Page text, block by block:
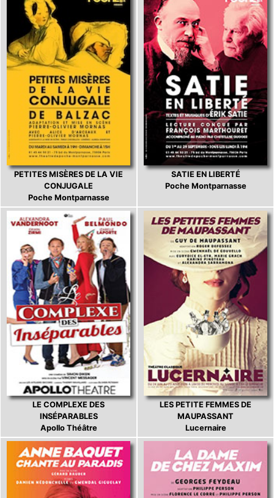
PETITES MISÈRES DE LA VIE
CONJUGALE
Poche Montparnasse
SATIE EN LIBERTÉ
Poche Montparnasse
LE COMPLEXE DES
INSÉPARABLES
Apollo Théâtre
LES PETITE FEMMES DE
MAUPASSANT
Lucernaire